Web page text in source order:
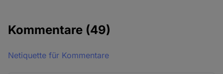
Kommentare (49)
Netiquette für Kommentare